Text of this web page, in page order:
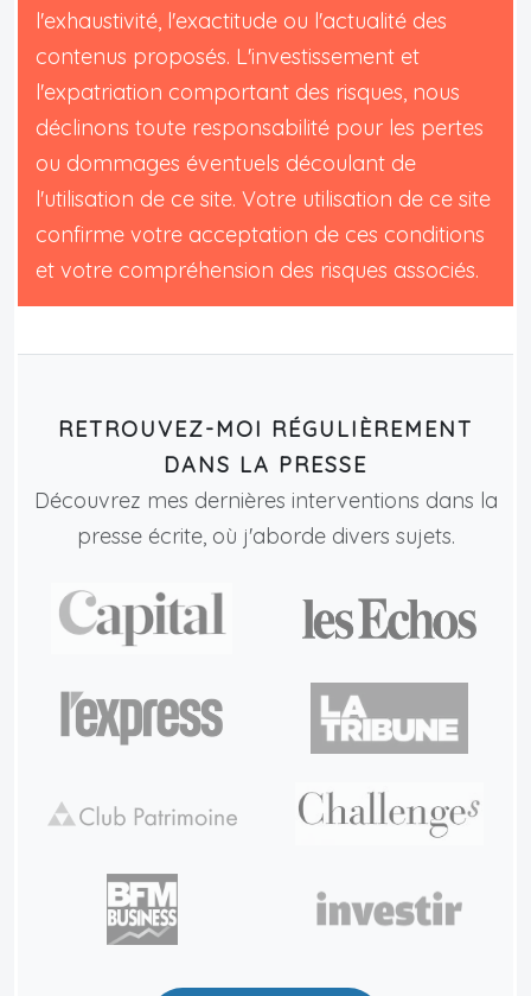
l'exhaustivité, l'exactitude ou l'actualité des
contenus proposés. L'investissement et
l'expatriation comportant des risques, nous
déclinons toute responsabilité pour les pertes
ou dommages éventuels découlant de
l'utilisation de ce site. Votre utilisation de ce site
confirme votre acceptation de ces conditions
et votre compréhension des risques associés.
RETROUVEZ-MOI RÉGULIÈREMENT
DANS LA PRESSE
Découvrez mes dernières interventions dans la
presse écrite, où j'aborde divers sujets.